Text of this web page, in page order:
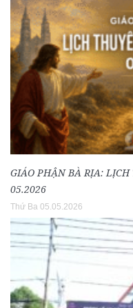
GIÁO PHẬN BÀ RỊA:
05.2026
Thứ Ba 05.05.2026